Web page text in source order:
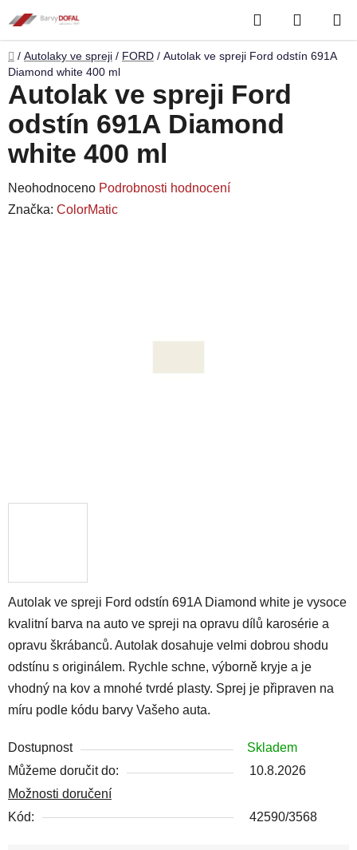
na
obsah
Hledat
KOŠÍK
Domů
/ Autolaky ve spreji / FORD / Autolak ve spreji Ford odstín 691A
Diamond white 400 ml
Autolak ve spreji Ford odstín 691A Diamond white je vysoce
kvalitní barva na auto ve spreji na opravu dílů karosérie a
opravu škrábanců. Autolak dosahuje velmi dobrou shodu
odstínu s originálem. Rychle schne, výborně kryje a je
vhodný na kov a mnohé tvrdé plasty. Sprej je připraven na
míru podle kódu barvy Vašeho auta.
Dostupnost
Skladem
Můžeme doručit do:
10.8.2026
Možnosti doručení
Kód:
42590/3568
Autolak ve spreji Ford
odstín 691A Diamond
white 400 ml
Průměrné
hodnocení
Neohodnoceno Podrobnosti hodnocení
Značka: ColorMatic